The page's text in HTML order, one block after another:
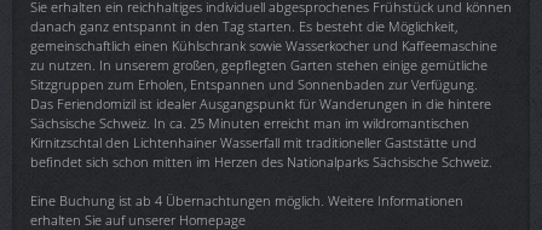
Sie erhalten ein reichhaltiges individuell abgesprochenes Frühstück und können
danach ganz entspannt in den Tag starten. Es besteht die Möglichkeit,
gemeinschaftlich einen Kühlschrank sowie Wasserkocher und Kaffeemaschine
zu nutzen. In unserem großen, gepflegten Garten stehen einige gemütliche
Sitzgruppen zum Erholen, Entspannen und Sonnenbaden zur Verfügung.
Das Feriendomizil ist idealer Ausgangspunkt für Wanderungen in die hintere
Sächsische Schweiz. In ca. 25 Minuten erreicht man im wildromantischen
Kirnitzschtal den Lichtenhainer Wasserfall mit traditioneller Gaststätte und
befindet sich schon mitten im Herzen des Nationalparks Sächsische Schweiz.
Eine Buchung ist ab 4 Übernachtungen möglich. Weitere Informationen
erhalten Sie auf unserer Homepage